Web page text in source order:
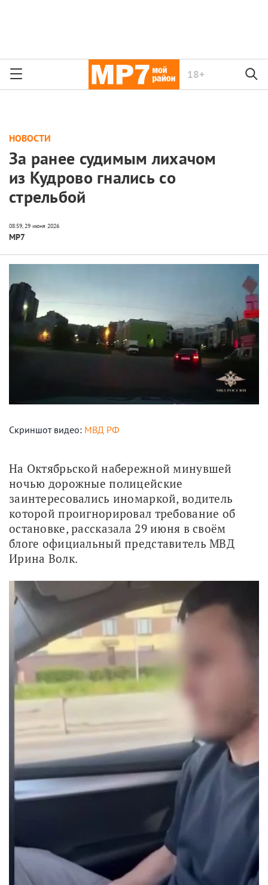
18+
НОВОСТИ
За ранее судимым лихачом
из Кудрово гнались со
стрельбой
МР7
Скриншот видео: МВД РФ
На Октябрьской набережной минувшей
ночью дорожные полицейские
заинтересовались иномаркой, водитель
которой проигнорировал требование об
остановке, рассказала 29 июня в своём
блоге официальный представитель МВД
Ирина Волк.